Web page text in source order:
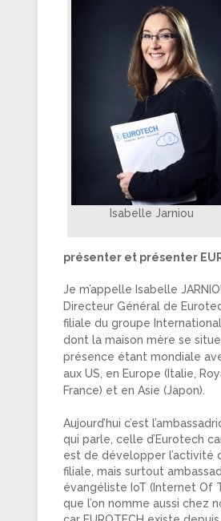
Isabelle Jarniou
présenter et présenter
Je m’appelle Isabelle
Directeur Général de
filiale du groupe International
dont la maison mère se
présence étant mondiale
aux US, en Europe (Italie,
France) et en Asie (Japon).
Aujourd’hui c’est
qui parle, celle d’Eurotech
est de développer l’activité
filiale, mais surtout
évangéliste IoT (Internet Of
que l’on nomme aussi chez